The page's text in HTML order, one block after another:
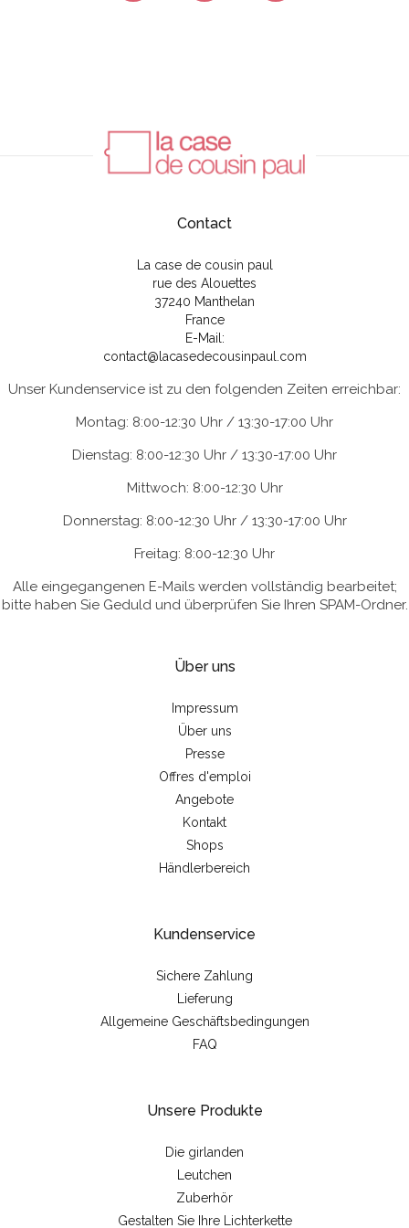
Contact
La case de cousin paul
rue des Alouettes
37240 Manthelan
France
E-Mail:
contact@lacasedecousinpaul.com
Unser Kundenservice ist zu den folgenden Zeiten erreichbar:
Montag: 8:00-12:30 Uhr / 13:30-17:00 Uhr
Dienstag: 8:00-12:30 Uhr / 13:30-17:00 Uhr
Mittwoch: 8:00-12:30 Uhr
Donnerstag: 8:00-12:30 Uhr / 13:30-17:00 Uhr
Freitag: 8:00-12:30 Uhr
Alle eingegangenen E-Mails werden vollständig bearbeitet;
bitte haben Sie Geduld und überprüfen Sie Ihren SPAM-Ordner.
Über uns
Impressum
Über uns
Presse
Offres d'emploi
Angebote
Kontakt
Shops
Händlerbereich
Kundenservice
Sichere Zahlung
Lieferung
Allgemeine Geschäftsbedingungen
FAQ
Unsere Produkte
Die girlanden
Leutchen
Zuberhör
Gestalten Sie Ihre Lichterkette